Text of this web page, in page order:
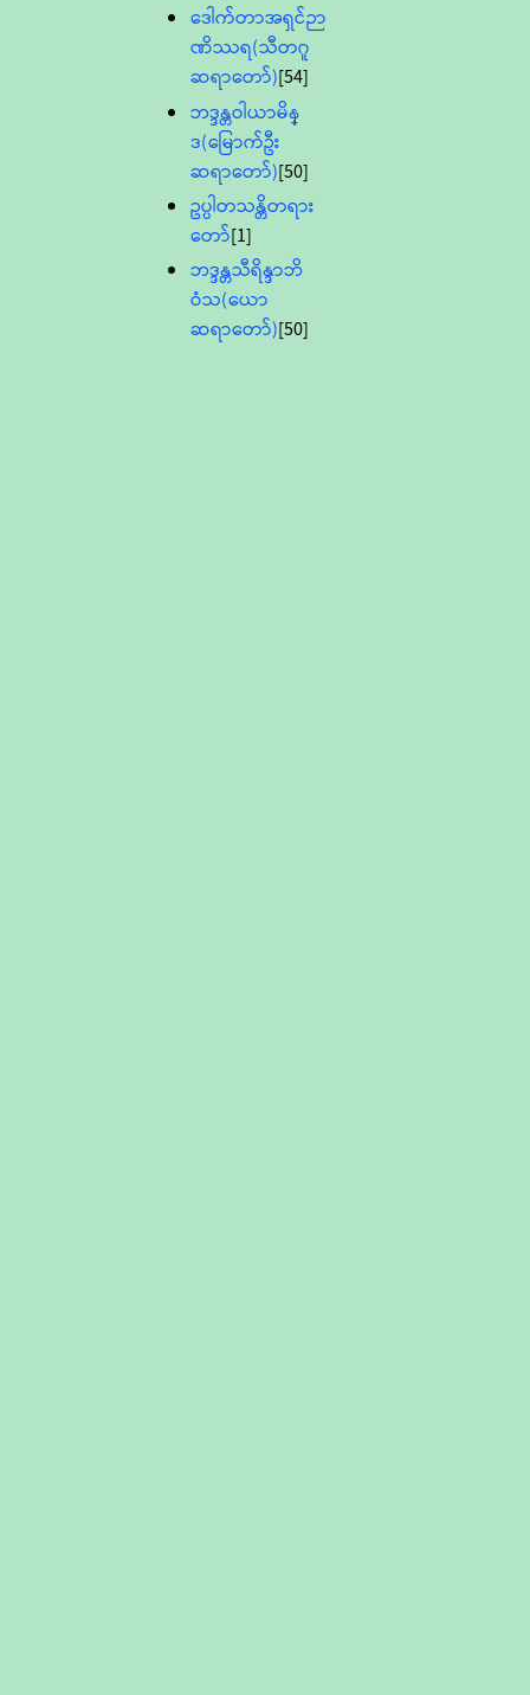
ဒေါက်တာအရှင်ဉာ
ဏိဿရ(သီတဂူ
ဆရာတော်)[54]
ဘဒ္ဒန္တဝါယာမိန္
ဒ(မြောက်ဦး
ဆရာတော်)[50]
ဥပ္ပါတသန္တိတရား
တော်[1]
ဘဒ္ဒန္တသီရိန္ဒာဘိ
ဝံသ(ယော
ဆရာတော်)[50]